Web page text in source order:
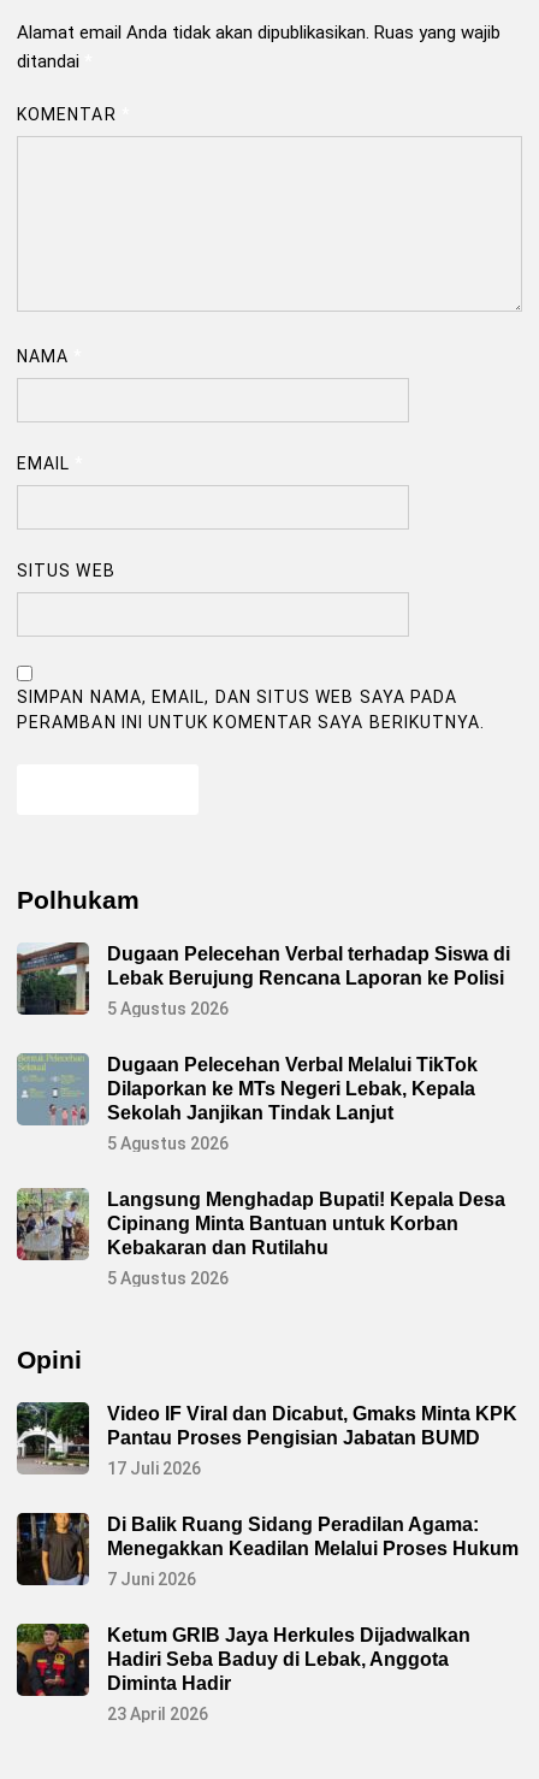
Alamat email Anda tidak akan dipublikasikan. Ruas yang wajib
ditandai
KOMENTAR
NAMA
EMAIL
SITUS WEB
SIMPAN NAMA, EMAIL, DAN SITUS WEB SAYA PADA
PERAMBAN INI UNTUK KOMENTAR SAYA BERIKUTNYA.
Polhukam
Dugaan Pelecehan Verbal terhadap Siswa di
Lebak Berujung Rencana Laporan ke Polisi
5 Agustus 2026
Dugaan Pelecehan Verbal Melalui TikTok
Dilaporkan ke MTs Negeri Lebak, Kepala
Sekolah Janjikan Tindak Lanjut
5 Agustus 2026
Langsung Menghadap Bupati! Kepala Desa
Cipinang Minta Bantuan untuk Korban
Kebakaran dan Rutilahu
5 Agustus 2026
Opini
Video IF Viral dan Dicabut, Gmaks Minta KPK
Pantau Proses Pengisian Jabatan BUMD
17 Juli 2026
Di Balik Ruang Sidang Peradilan Agama:
Menegakkan Keadilan Melalui Proses Hukum
7 Juni 2026
Ketum GRIB Jaya Herkules Dijadwalkan
Hadiri Seba Baduy di Lebak, Anggota
Diminta Hadir
23 April 2026